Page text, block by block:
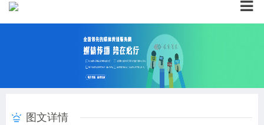
图文详情